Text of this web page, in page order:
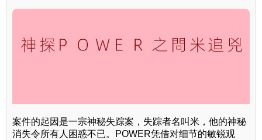
案件的起因是一宗神秘失踪案，失踪者名叫米，他的神秘
消失令所有人困惑不已。POWER凭借对细节的敏锐观